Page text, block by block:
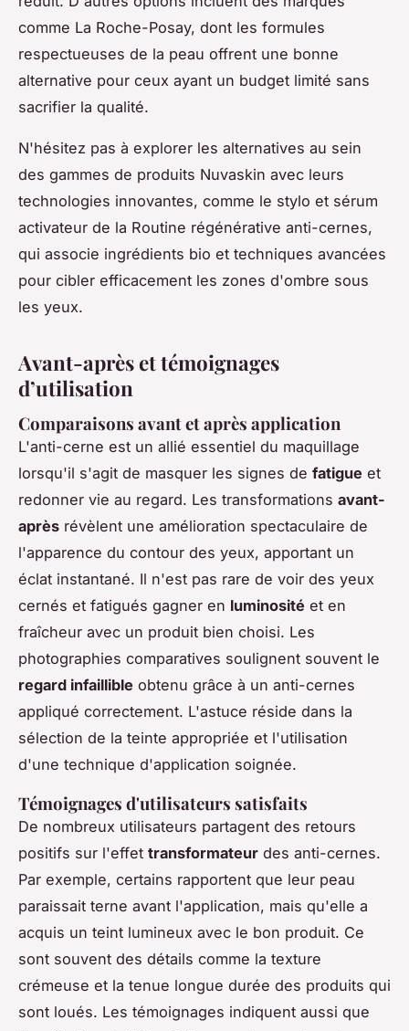
comme La Roche-Posay, dont les formules
respectueuses de la peau offrent une bonne
alternative pour ceux ayant un budget limité sans
sacrifier la qualité.
N'hésitez pas à explorer les alternatives au sein
des gammes de produits Nuvaskin avec leurs
technologies innovantes, comme le stylo et sérum
activateur de la Routine régénérative anti-cernes,
qui associe ingrédients bio et techniques avancées
pour cibler efficacement les zones d'ombre sous
les yeux.
Avant-après et témoignages
d’utilisation
Comparaisons avant et après application
L'anti-cerne est un allié essentiel du maquillage
lorsqu'il s'agit de masquer les signes de fatigue et
redonner vie au regard. Les transformations avant-
après révèlent une amélioration spectaculaire de
l'apparence du contour des yeux, apportant un
éclat instantané. Il n'est pas rare de voir des yeux
cernés et fatigués gagner en luminosité et en
fraîcheur avec un produit bien choisi. Les
photographies comparatives soulignent souvent le
regard infaillible obtenu grâce à un anti-cernes
appliqué correctement. L'astuce réside dans la
sélection de la teinte appropriée et l'utilisation
d'une technique d'application soignée.
Témoignages d'utilisateurs satisfaits
De nombreux utilisateurs partagent des retours
positifs sur l'effet transformateur des anti-cernes.
Par exemple, certains rapportent que leur peau
paraissait terne avant l'application, mais qu'elle a
acquis un teint lumineux avec le bon produit. Ce
sont souvent des détails comme la texture
crémeuse et la tenue longue durée des produits qui
sont loués. Les témoignages indiquent aussi que